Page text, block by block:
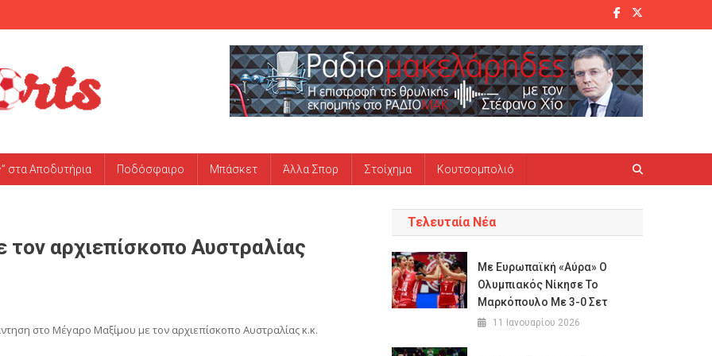
στα Αποδυτήρια Ποδόσφαιρο Μπάσκετ Άλλα Σπορ Στοίχημα Κουτσομπολιό
αρχιεπίσκοπο Αυστραλίας
στο Μέγαρο Μαξίμου με τον αρχιεπίσκοπο Αυστραλίας κ.κ.
Τελευταία Νέα
Με Ευρωπαϊκή «αύρα» Ο
Ολυμπιακός Νίκησε Το
Μαρκόπουλο Με 3-0 Σετ
11 Ιανουαρίου 2026